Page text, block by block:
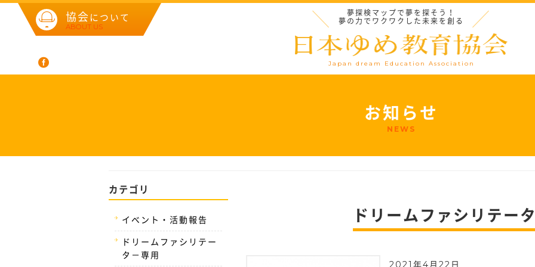
夢探検マップで夢を探そう！
夢の力でワクワクした未来を創る
Japan dream Education Association
協会 について
ABOUT US
お知らせ
NEWS
ドリームファシリテー
2021年4月22日
カテゴリ
イベント・活動報告
ドリームファシリテー
タ－専用